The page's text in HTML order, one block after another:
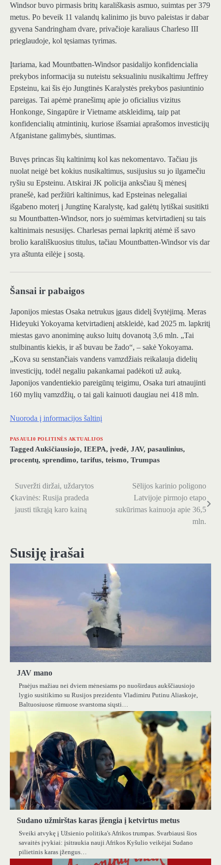
Windsor buvo pirmasis britų karališkasis asmuo, suimtas per 379
metus. Po beveik 11 valandų kalinimo jis buvo paleistas ir dabar
gyvena Sandringham dvare, privačioje karaliaus Charleso III
prieglaudoje, kol tęsiamas tyrimas.
Įtariama, kad Mountbatten-Windsor pasidalijo konfidencialia
prekybos informacija su nuteistu seksualiniu nusikaltimu Jeffrey
Epsteinu, kai šis ėjo Jungtinės Karalystės prekybos pasiuntinio
pareigas. Tai apėmė pranešimų apie jo oficialius vizitus
Honkonge, Singapūre ir Vietname atskleidimą, taip pat
konfidencialių atmintinių, kuriose išsamiai aprašomos investicijų
Afganistane galimybės, siuntimas.
Buvęs princas šių kaltinimų kol kas nekomentavo. Tačiau jis
nuolat neigė bet kokius nusikaltimus, susijusius su jo ilgamečiu
ryšiu su Epsteinu. Atskirai JK policija anksčiau šį mėnesį
pranešė, kad peržiūri kaltinimus, kad Epsteinas nelegaliai
išgabeno moterį į Jungtinę Karalystę, kad galėtų lytiškai susitikti
su Mountbatten-Windsor, nors jo suėmimas ketvirtadienį su tais
kaltinimais nesusijęs. Charlesas pernai lapkritį atėmė iš savo
brolio karališkuosius titulus, tačiau Mountbatten-Windsor vis dar
yra aštunta eilėje į sostą.
Šansai ir pabaigos
Japonijos miestas Osaka netrukus įgaus didelį švytėjimą. Meras
Hideyuki Yokoyama ketvirtadienį atskleidė, kad 2025 m. lapkritį
miestas gavo anoniminę aukso luitų dovanotą 3,6 mln. „Tai
stulbinantis kiekis, ir aš buvau be žado“, – sakė Yokoyama.
„Kova su senstančiais vandens vamzdžiais reikalauja didelių
investicijų, todėl negaliu pakankamai padėkoti už auką.
Japonijos vandentiekio pareigūnų teigimu, Osaka turi atnaujinti
160 mylių vamzdžių, o tai gali kainuoti daugiau nei 418 mln.
Nuoroda į informacijos šaltinį
PASAULI0 POLITINĖS AKTUALIJOS
TaggedAukščiausiojo, IEEPA, įvedė, JAV, pasaulinius,
procentų, sprendimo, tarifus, teismo, Trumpas
Navigacija
tarp
Suveržti diržai, uždarytos
kavinės: Rusija pradeda
jausti tikrąją karo kainą
Sēlijos karinio poligono
Latvijoje pirmojo etapo
sukūrimas kainuoja apie 36,5
mln.
Susiję įrašai
JAV mano
Praėjus mažiau nei dviem mėnesiams po nuoširdaus aukščiausiojo
lygio susitikimo su Rusijos prezidentu Vladimiru Putinu Aliaskoje,
Baltuosiuose rūmuose svarstoma siųsti…
Sudano užmirštas karas įžengia į ketvirtus metus
Sveiki atvykę į Užsienio politika's Afrikos trumpas. Svarbiausi šios
savaitės įvykiai: įsitraukia nauji Afrikos Kyšulio veikėjai Sudano
pilietinis karas įžengus…